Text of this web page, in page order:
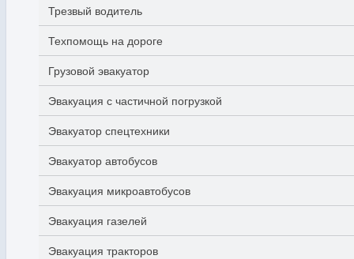
Трезвый водитель
Техпомощь на дороге
Грузовой эвакуатор
Эвакуация с частичной погрузкой
Эвакуатор спецтехники
Эвакуатор автобусов
Эвакуация микроавтобусов
Эвакуация газелей
Эвакуация тракторов